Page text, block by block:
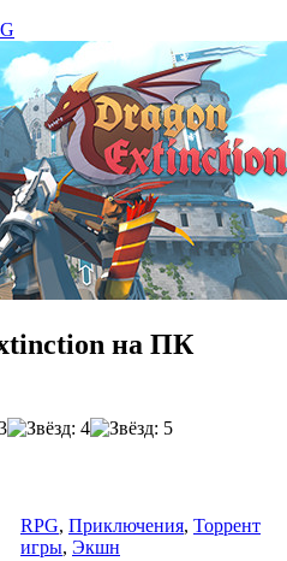
на ПК
RPG, Приключения, Торрент
игры, Экшн